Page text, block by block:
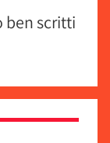
ben scritti